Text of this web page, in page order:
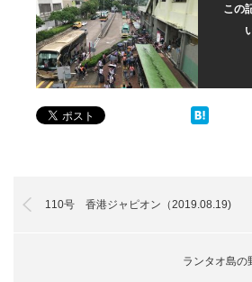
この
110号 香港ジャピオン（2019.08.19)
ランタオ島の